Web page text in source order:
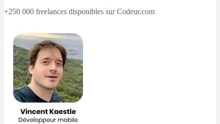
+250 000 freelances disponibles sur Codeur.com